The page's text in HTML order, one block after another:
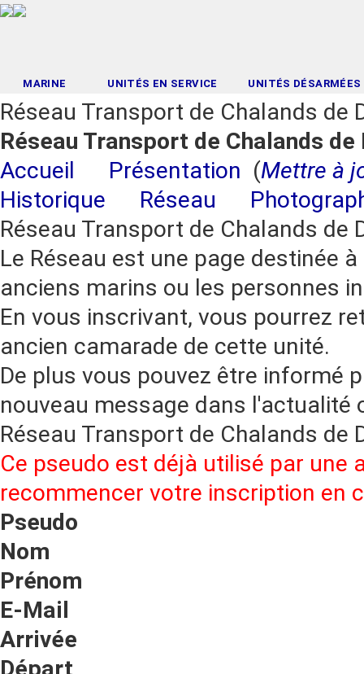
MARINE UNITÉS EN SERVICE UNITÉS DÉSARMÉES
Réseau Transport de Chalands de
Réseau Transport de Chalands
Accueil
Présentation (Mettre à
Historique
Réseau
Réseau Transport de Chalands de
Le Réseau est une page destinée
anciens marins ou les personnes
En vous inscrivant, vous pourrez
ancien camarade de cette unité.
De plus vous pouvez être informé
nouveau message dans l'actualité
Réseau Transport de Chalands de
Ce pseudo est déjà utilisé par une
recommencer votre inscription en
Pseudo
Nom
Prénom
E-Mail
Arrivée